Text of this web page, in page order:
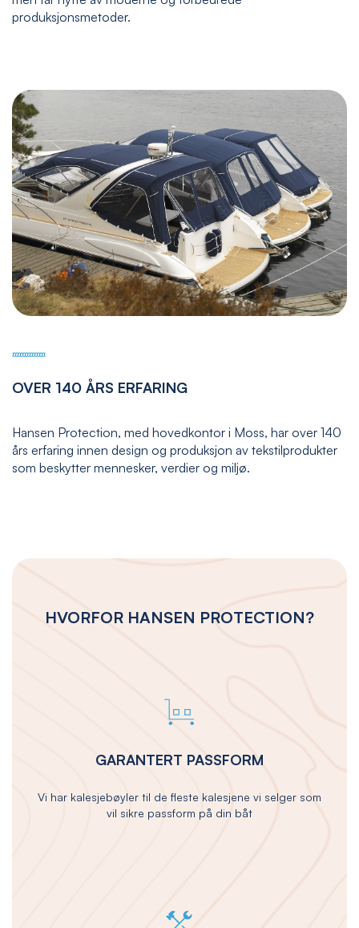
produksjonsmetoder.
OVER 140 ÅRS ERFARING
Hansen Protection, med hovedkontor i Moss, har over 140
års erfaring innen design og produksjon av tekstilprodukter
som beskytter mennesker, verdier og miljø.
HVORFOR HANSEN PROTECTION?
GARANTERT PASSFORM
Vi har kalesjebøyler til de fleste kalesjene vi selger som
vil sikre passform på din båt